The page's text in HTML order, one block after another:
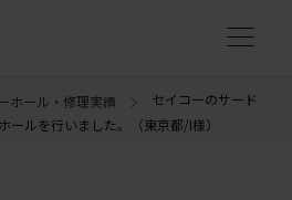
ホール・修理実績
セイコーのサード
ールを行いました。（東京都/I様）